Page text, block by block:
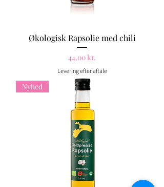
Økologisk Rapsolie med chili
Pris
44,00 kr.
Levering efter aftale
Nyhed